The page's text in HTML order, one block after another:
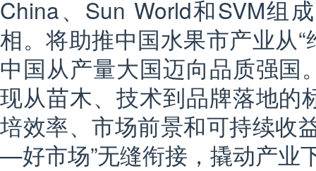
China、Sun World和SVM组
相。将助推中国水果市产业从“
中国从产量大国迈向品质强国
现从苗木、技术到品牌落地的
培效率、市场前景和可持续收
—好市场”无缝衔接，撬动产业